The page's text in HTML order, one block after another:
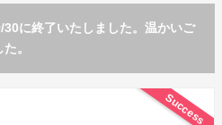
に終了いたしました。温かいご
。
Success